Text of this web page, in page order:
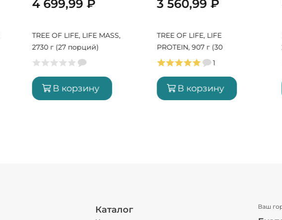
4 699,99 ₽
TREE OF LIFE, LIFE MASS,
2730 г (27 порций)
В корзину
3 560,99₽
TREE OF LIFE, LIFE
PROTEIN, 907 г (30
порций)
1
В корзину
Каталог Ваш